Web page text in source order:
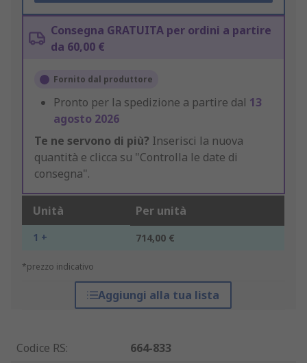
Consegna GRATUITA per ordini a partire
da 60,00 €
Fornito dal produttore
Pronto per la spedizione a partire dal 13
agosto 2026
Te ne servono di più? Inserisci la nuova
quantità e clicca su "Controlla le date di
consegna".
Unità Per unità
1 + 714,00 €
*prezzo indicativo
Aggiungi alla tua lista
Codice RS:
664-833